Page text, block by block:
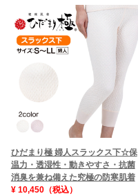
ひだまり極 婦人スラックス下☆保
温力・透湿性・動きやすさ・抗菌
消臭を兼ね備えた究極の防寒肌着
¥ 10,450（税込）